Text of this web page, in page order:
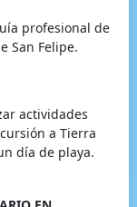
profesional de
San Felipe.
actividades
a Tierra
día de playa.